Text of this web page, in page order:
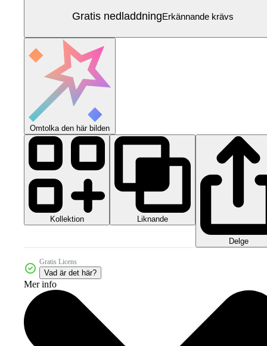
Gratis nedladdningErkännande krävs
Omtolka den här bilden
Kollektion Liknande
Delge
Gratis Licens
Vad är det här?
Mer info